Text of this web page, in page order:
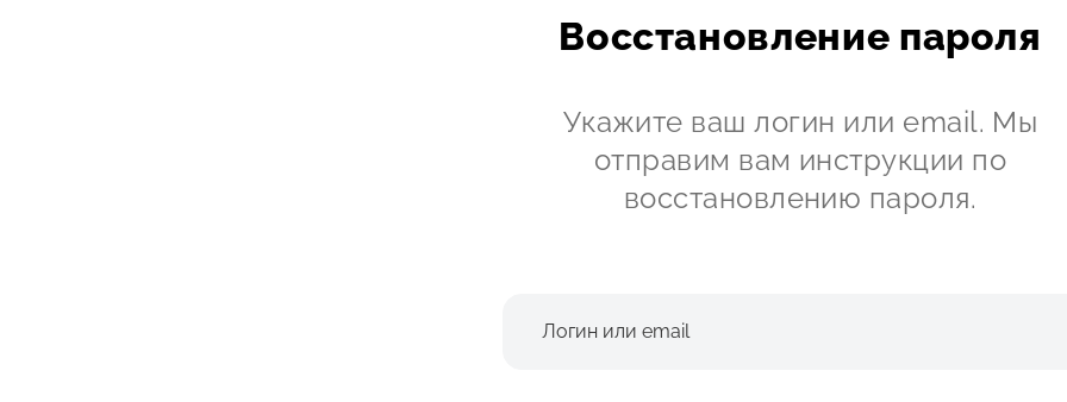
Восстановление пароля
Укажите ваш логин или email. Мы
отправим вам инструкции по
восстановлению пароля.